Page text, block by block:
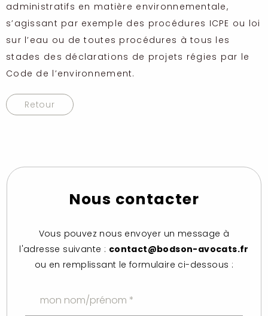
administratifs en matière environnementale,
s’agissant par exemple des procédures ICPE ou loi
sur l’eau ou de toutes procédures à tous les
stades des déclarations de projets régies par le
Code de l’environnement.
Retour
Nous contacter
Vous pouvez nous envoyer un message à
l'adresse suivante : contact@bodson-avocats.fr
ou en remplissant le formulaire ci-dessous :